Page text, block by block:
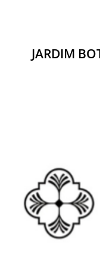
JARDIM